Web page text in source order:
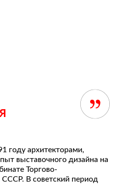
году архитекторами,
выставочного дизайна на
Торгово-
В советский период